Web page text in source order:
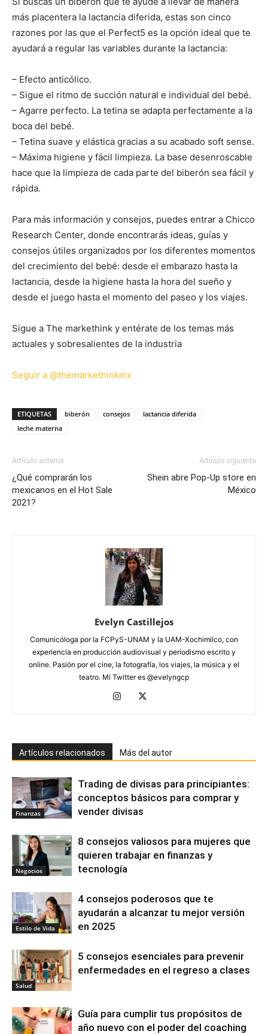
más placentera la lactancia diferida, estas son cinco
razones por las que el Perfect5 es la opción ideal que te
ayudará a regular las variables durante la lactancia:
– Efecto anticólico.
– Sigue el ritmo de succión natural e individual del bebé.
– Agarre perfecto. La tetina se adapta perfectamente a la
boca del bebé.
– Tetina suave y elástica gracias a su acabado soft sense.
– Máxima higiene y fácil limpieza. La base desenroscable
hace que la limpieza de cada parte del biberón sea fácil y
rápida.
Para más información y consejos, puedes entrar a Chicco
Research Center, donde encontrarás ideas, guías y
consejos útiles organizados por los diferentes momentos
del crecimiento del bebé: desde el embarazo hasta la
lactancia, desde la higiene hasta la hora del sueño y
desde el juego hasta el momento del paseo y los viajes.
Sigue a The markethink y entérate de los temas más
actuales y sobresalientes de la industria
Seguir a @themarkethinkmx
ETIQUETAS biberón consejos
lactancia diferida
leche materna
Artículo anterior
¿Qué comprarán los
mexicanos en el Hot Sale
2021?
Artículo siguiente
Shein abre Pop-Up store en
México
Evelyn Castillejos
Comunicóloga por la FCPyS-UNAM y la UAM-Xochimilco, con
experiencia en producción audiovisual y periodismo escrito y
online. Pasión por el cine, la fotografía, los viajes, la música y el
teatro. Mi Twitter es @evelyngcp
Artículos relacionados Más del autor
Finanzas
Trading de divisas para principiantes:
conceptos básicos para comprar y
vender divisas
Negocios
8 consejos valiosos para mujeres que
quieren trabajar en finanzas y
tecnología
Estilo de Vida
4 consejos poderosos que te
ayudarán a alcanzar tu mejor versión
en 2025
Salud
5 consejos esenciales para prevenir
enfermedades en el regreso a clases
Guía para cumplir tus propósitos de
año nuevo con el poder del coaching